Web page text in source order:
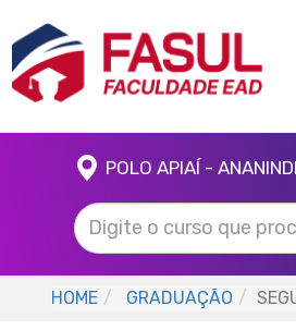
POLO APIAÍ -
HOME GRADUAÇÃO